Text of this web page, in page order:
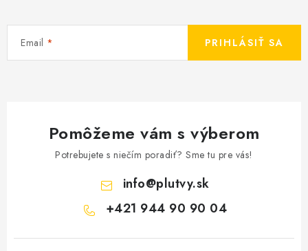
Email PRIHLÁSIŤ SA
Pomôžeme vám s výberom
Potrebujete s niečím poradiť? Sme tu pre vás!
info@plutvy.sk
+421 944 90 90 04